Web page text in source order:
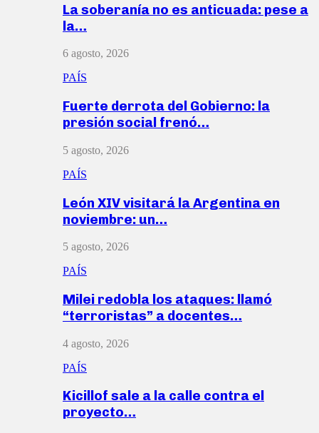
La soberanía no es anticuada: pese a
la…
6 agosto, 2026
PAÍS
Fuerte derrota del Gobierno: la
presión social frenó…
5 agosto, 2026
PAÍS
León XIV visitará la Argentina en
noviembre: un…
5 agosto, 2026
PAÍS
Milei redobla los ataques: llamó
“terroristas” a docentes…
4 agosto, 2026
PAÍS
Kicillof sale a la calle contra el
proyecto…